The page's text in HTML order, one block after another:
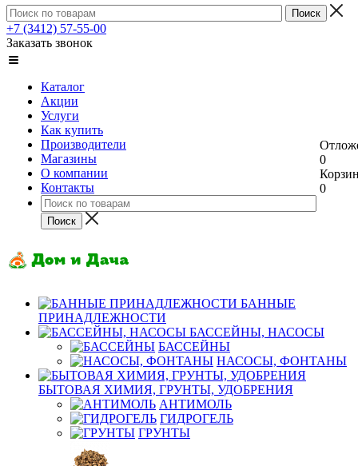
+7 (3412) 57-55-00
Заказать звонок
Каталог
Акции
Услуги
Как купить
Производители
Магазины
О компании
Контакты
0
0
БАННЫЕ
ПРИНАДЛЕЖНОСТИ
БАССЕЙНЫ, НАСОСЫ
БАССЕЙНЫ
НАСОСЫ, ФОНТАНЫ
БЫТОВАЯ ХИМИЯ, ГРУНТЫ, УДОБРЕНИЯ
АНТИМОЛЬ
ГИДРОГЕЛЬ
ГРУНТЫ